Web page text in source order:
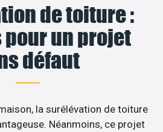
de toiture :
un projet
défaut
la surélévation de toiture
Néanmoins, ce projet